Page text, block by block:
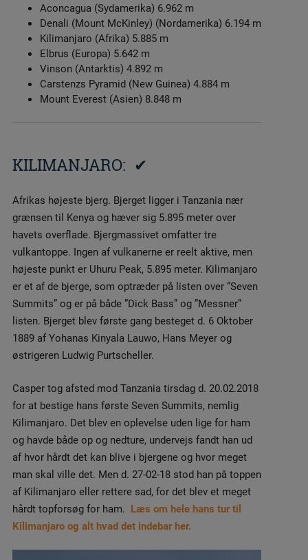
Aconcagua (Sydamerika) 6.962 m
Denali (Mount McKinley) (Nordamerika) 6.194 m
Kilimanjaro (Afrika) 5.885 m
Elbrus (Europa) 5.642 m
Vinson (Antarktis) 4.892 m
Carstenzs Pyramid (New Guinea) 4.884 m
Mount Everest (Asien) 8.848 m
KILIMANJARO: ✔
Afrikas højeste bjerg. Bjerget ligger i Tanzania nær
grænsen til Kenya og hæver sig 5.895 meter over
havets overflade. Bjergmassivet omfatter tre
vulkantoppe. Ingen af vulkanerne er reelt aktive, men
højeste punkt er Uhuru Peak, 5.895 meter. Kilimanjaro
er et af de bjerge, som optræder på listen over ”Seven
Summits” og er på både ”Dick Bass” og ”Messner”
listen. Bjerget blev første gang besteget d. 6 Oktober
1889 af Yohanas Kinyala Lauwo, Hans Meyer og
østrigeren Ludwig Purtscheller.
Casper tog afsted mod Tanzania tirsdag d. 20.02.2018
for at bestige hans første Seven Summits, nemlig
Kilimanjaro. Det blev en oplevelse uden lige for ham
og havde både op og nedture, undervejs fandt han ud
af hvor hårdt det kan blive i bjergene og hvor meget
man skal ville det. Men d. 27-02-18 stod han på toppen
af Kilimanjaro eller rettere sad, for det blev et meget
hårdt topforsøg for ham. Læs om hele hans tur til
Kilimanjaro og alt hvad det indebar her.